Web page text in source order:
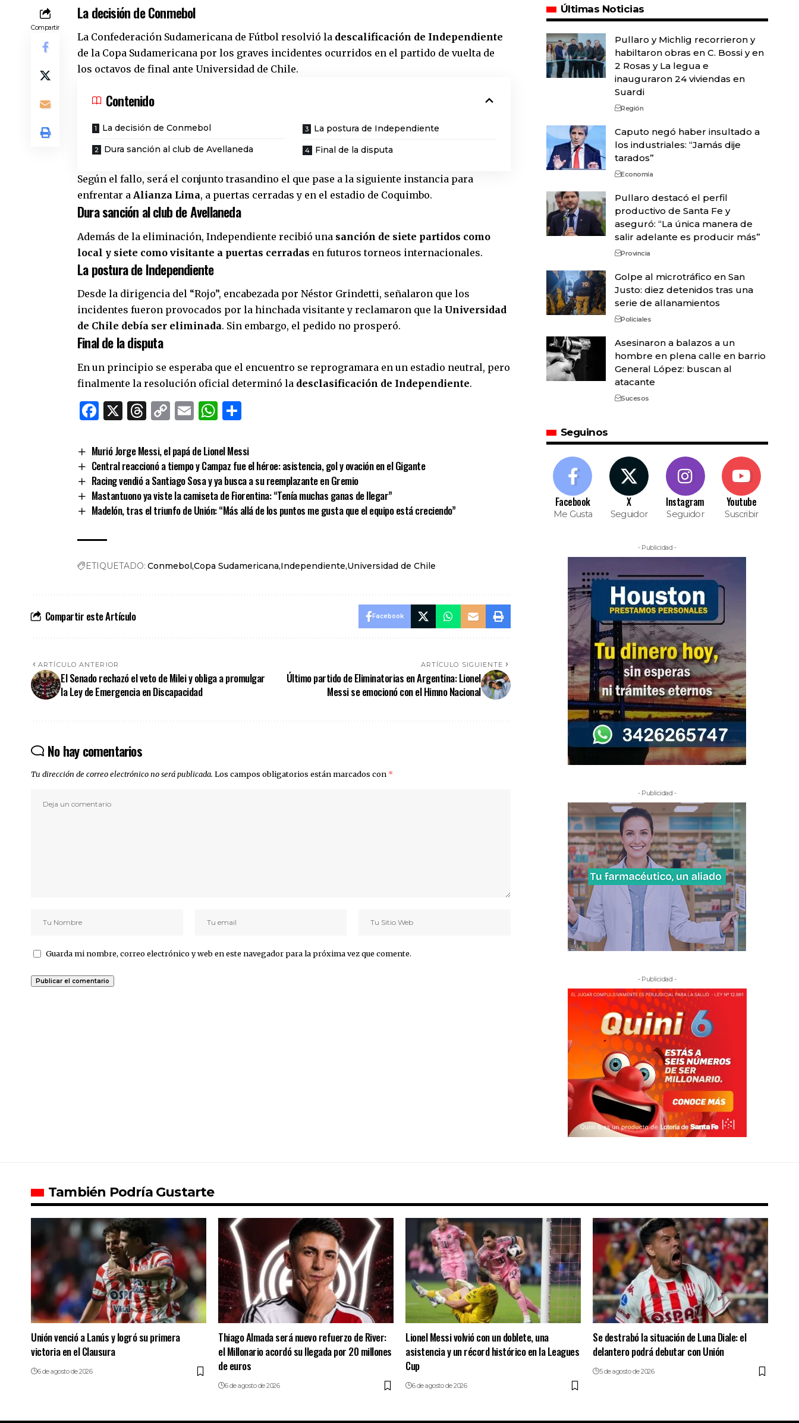
Compartir
La decisión de Conmebol
La Confederación Sudamericana de Fútbol resolvió la descalificación de Independiente
de la Copa Sudamericana por los graves incidentes ocurridos en el partido de vuelta de
los octavos de final ante Universidad de Chile.
Contenido
La decisión de Conmebol
Dura sanción al club de Avellaneda
La postura de Independiente
Final de la disputa
Según el fallo, será el conjunto trasandino el que pase a la siguiente instancia para
enfrentar a Alianza Lima, a puertas cerradas y en el estadio de Coquimbo.
Dura sanción al club de Avellaneda
Además de la eliminación, Independiente recibió una sanción de siete partidos como
local y siete como visitante a puertas cerradas en futuros torneos internacionales.
La postura de Independiente
Desde la dirigencia del “Rojo”, encabezada por Néstor Grindetti, señalaron que los
incidentes fueron provocados por la hinchada visitante y reclamaron que la Universidad
de Chile debía ser eliminada. Sin embargo, el pedido no prosperó.
Final de la disputa
En un principio se esperaba que el encuentro se reprogramara en un estadio neutral, pero
finalmente la resolución oficial determinó la desclasificación de Independiente.
Facebook
X Threads
CopyEmailWhatsApp
Murió Jorge Messi, el papá de Lionel Messi
Central reaccionó a tiempo y Campaz fue el héroe: asistencia, gol y ovación en el Gigante
Racing vendió a Santiago Sosa y ya busca a su reemplazante en Gremio
Mastantuono ya viste la camiseta de Fiorentina: “Tenía muchas ganas de llegar”
Madelón, tras el triunfo de Unión: “Más allá de los puntos me gusta que el equipo está creciendo”
ETIQUETADO: ConmebolCopa Sudamericana Independiente Universidad de Chile
Compartir este Artículo Facebook
ARTÍCULO ANTERIOR
El Senado rechazó el veto de Milei y obliga a promulgar
la Ley de Emergencia en Discapacidad
ARTÍCULO SIGUIENTE
Último partido de Eliminatorias en Argentina: Lionel
Messi se emocionó con el Himno Nacional
No hay comentarios
Tu dirección de correo electrónico no será publicada. Los campos obligatorios están marcados con *
Guarda mi nombre, correo electrónico y web en este navegador para la próxima vez que comente.
Últimas Noticias
Pullaro y Michlig recorrieron y
habiltaron obras en C. Bossi y en
2 Rosas y La legua e
inauguraron 24 viviendas en
Suardi
Región
Caputo negó haber insultado a
los industriales: “Jamás dije
tarados”
Economía
Pullaro destacó el perfil
productivo de Santa Fe y
aseguró: “La única manera de
salir adelante es producir más”
Provincia
Golpe al microtráfico en San
Justo: diez detenidos tras una
serie de allanamientos
Policiales
Asesinaron a balazos a un
hombre en plena calle en barrio
General López: buscan al
atacante
Sucesos
Seguinos
Facebook
Me Gusta
X
Seguidor
Instagram
Seguidor
Youtube
Suscribir
- Publicidad -
- Publicidad -
- Publicidad -
También Podría Gustarte
Unión venció a Lanús y logró su primera
victoria en el Clausura
6 de agosto de 2026
Thiago Almada será nuevo refuerzo de River:
el Millonario acordó su llegada por 20 millones
de euros
6 de agosto de 2026
Lionel Messi volvió con un doblete, una
asistencia y un récord histórico en la Leagues
Cup
6 de agosto de 2026
Se destrabó la situación de Luna Diale: el
delantero podrá debutar con Unión
5 de agosto de 2026